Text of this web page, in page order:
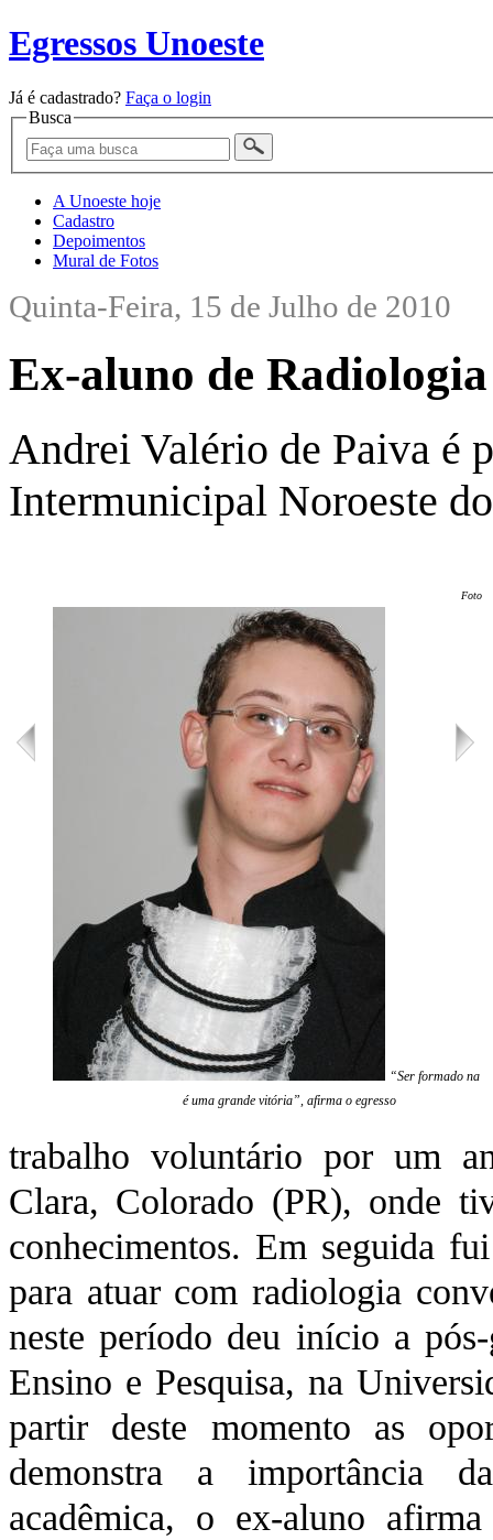
Egressos Unoeste
Já é cadastrado? Faça o login
Busca
A Unoeste hoje
Cadastro
Depoimentos
Mural de Fotos
Quinta-Feira, 15 de Julho de 2010
Ex-aluno de
Andrei Valério de Paiva é
Intermunicipal Noroeste
Foto:
“Ser formado na
é uma grande vitória”, afirma o egresso
trabalho voluntário por um
Clara, Colorado (PR), onde
conhecimentos. Em seguida
para atuar com radiologia
neste período deu início a
Ensino e Pesquisa, na
partir deste momento as
demonstra a importância
acadêmica, o ex-aluno